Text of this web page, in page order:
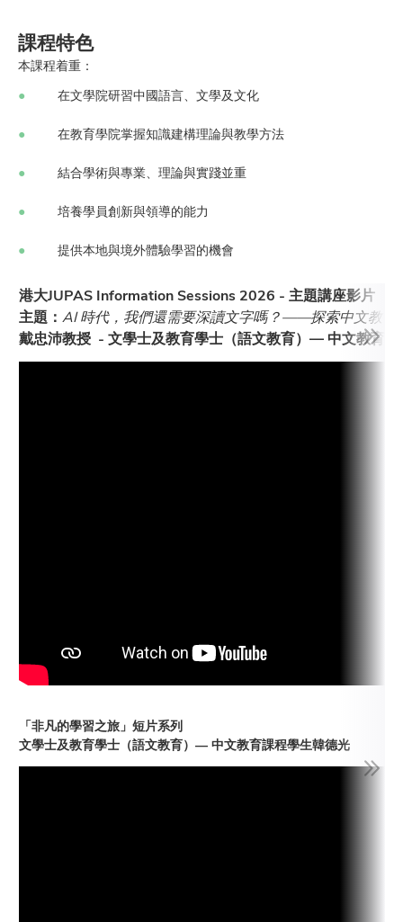
課程特色
本課程着重：
在文學院研習中國語言、文學及文化
在教育學院掌握知識建構理論與教學方法
結合學術與專業、理論與實踐並重
培養學員創新與領導的能力
提供本地與境外體驗學習的機會
港大JUPAS Information Sessions 2026 - 主題講座影片
主題： AI 時代，我們還需要深讀文字嗎？——探索中文教育
戴忠沛教授 - 文學士及教育學士（語文教育）— 中文教育課
「非凡的學習之旅」短片系列
文學士及教育學士（語文教育）— 中文教育課程學生韓德光